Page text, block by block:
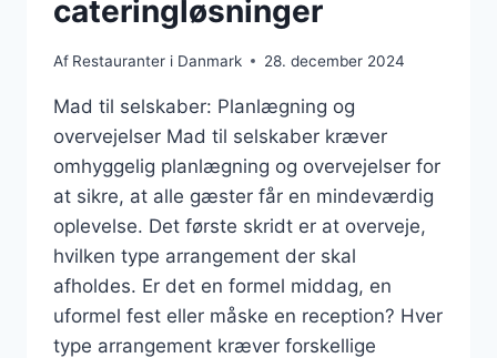
cateringløsninger
Af Restauranter i Danmark 28. december 2024
Mad til selskaber: Planlægning og
overvejelser Mad til selskaber kræver
omhyggelig planlægning og overvejelser for
at sikre, at alle gæster får en mindeværdig
oplevelse. Det første skridt er at overveje,
hvilken type arrangement der skal
afholdes. Er det en formel middag, en
uformel fest eller måske en reception? Hver
type arrangement kræver forskellige